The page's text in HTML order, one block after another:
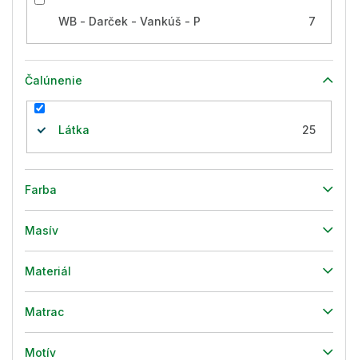
WB - Darček - Vankúš - P 7
Čalúnenie
Látka 25
Farba
Masív
Materiál
Matrac
Motív